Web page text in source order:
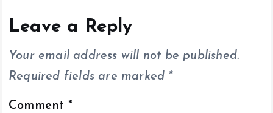
o
p
p
Leave a Reply
Your email address will not be published.
Required fields are marked *
Comment *